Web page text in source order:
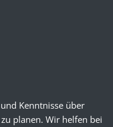
Kenntnisse über
planen. Wir helfen bei